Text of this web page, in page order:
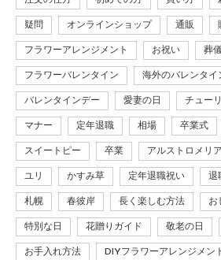
疑問 オンラインショップ 通販
フラワーアレンジメント お祝い 葬
フラワーバレンタイン 海外のバレンタイ
バレンタインデー 愛妻の日 チュー
マナー 定年退職 相場 卒業式
スイートピー 卒業 アルストロメリア
ユリ かすみ草 定年退職祝い 退
札幌 春彼岸 長く楽しむ方法 お
特別な日 花贈りガイド 敬老の日
お手入れ方法 DIYフラワーアレンジメン